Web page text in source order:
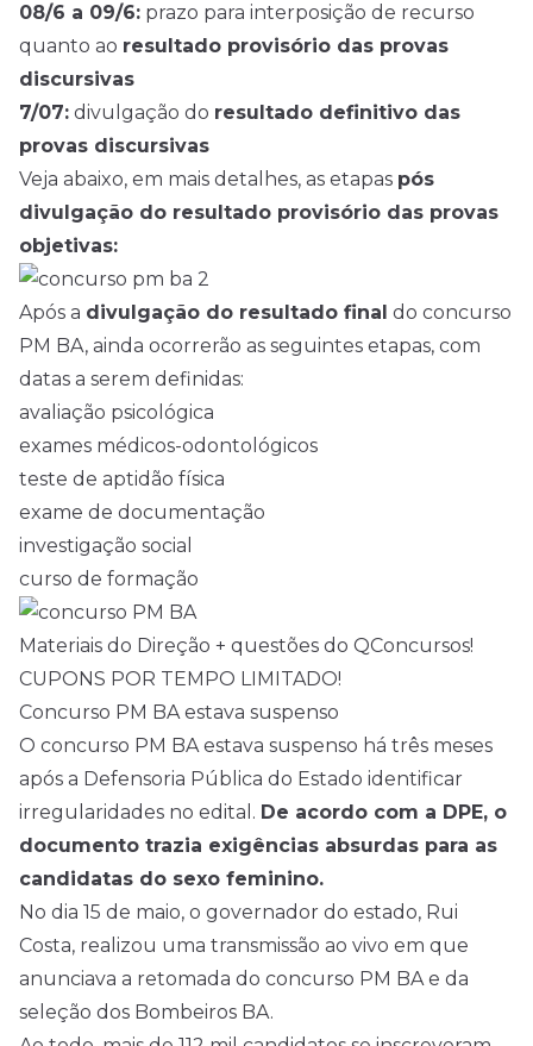
08/6 a 09/6: prazo para interposição de recurso
quanto ao resultado provisório das provas
discursivas
7/07: divulgação do resultado definitivo das
provas discursivas
Veja abaixo, em mais detalhes, as etapas pós
divulgação do resultado provisório das provas
objetivas:
Após a divulgação do resultado final do concurso
PM BA, ainda ocorrerão as seguintes etapas, com
datas a serem definidas:
avaliação psicológica
exames médicos-odontológicos
teste de aptidão física
exame de documentação
investigação social
curso de formação
Materiais do Direção + questões do QConcursos!
CUPONS POR TEMPO LIMITADO!
Concurso PM BA estava suspenso
O concurso PM BA estava suspenso há três meses
após a Defensoria Pública do Estado identificar
irregularidades no edital . De acordo com a DPE, o
documento trazia exigências absurdas para as
candidatas do sexo feminino.
No dia 15 de maio, o governador do estado, Rui
Costa, realizou uma transmissão ao vivo em que
anunciava a retomada do concurso PM BA e da
seleção dos Bombeiros BA.